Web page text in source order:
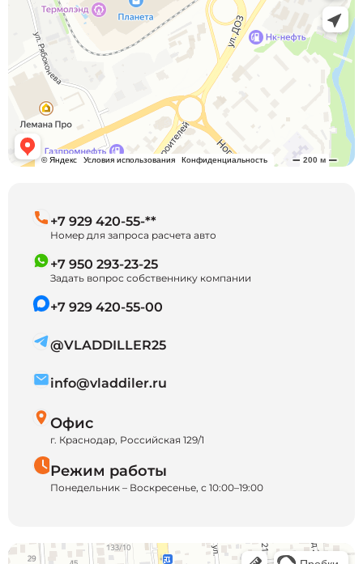
+7 929 420-55-**
Номер для запроса расчета авто
+7 950 293-23-25
Задать вопрос собственнику компании
+7 929 420-55-00
@VLADDILLER25
info@vladdiler.ru
Офис
г. Краснодар, Российская 129/1
Режим работы
Понедельник – Воскресенье, с 10:00–19:00